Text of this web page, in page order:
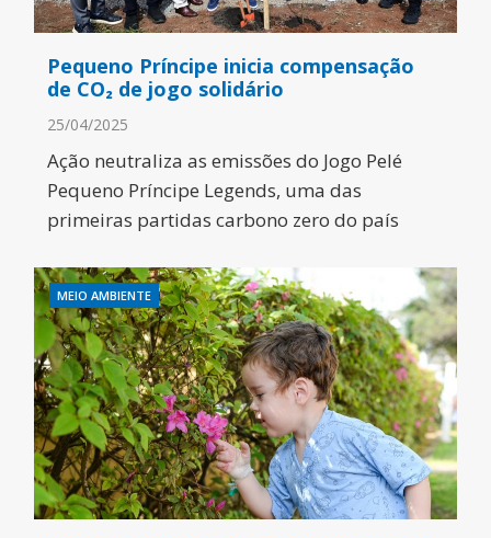
Pequeno Príncipe inicia compensação
de CO₂ de jogo solidário
25/04/2025
Ação neutraliza as emissões do Jogo Pelé
Pequeno Príncipe Legends, uma das
primeiras partidas carbono zero do país
MEIO AMBIENTE